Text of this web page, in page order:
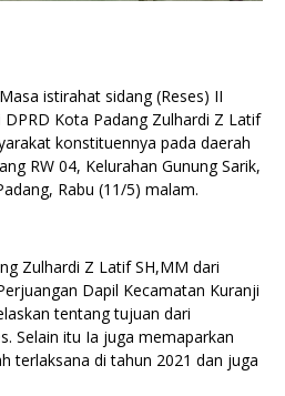
istirahat sidang (Reses) II
Kota Padang Zulhardi Z Latif
konstituennya pada daerah
RW 04, Kelurahan Gunung Sarik,
Rabu (11/5) malam.
Zulhardi Z Latif SH,MM dari
Dapil Kecamatan Kuranji
tentang tujuan dari
Selain itu Ia juga memaparkan
terlaksana di tahun 2021 dan juga